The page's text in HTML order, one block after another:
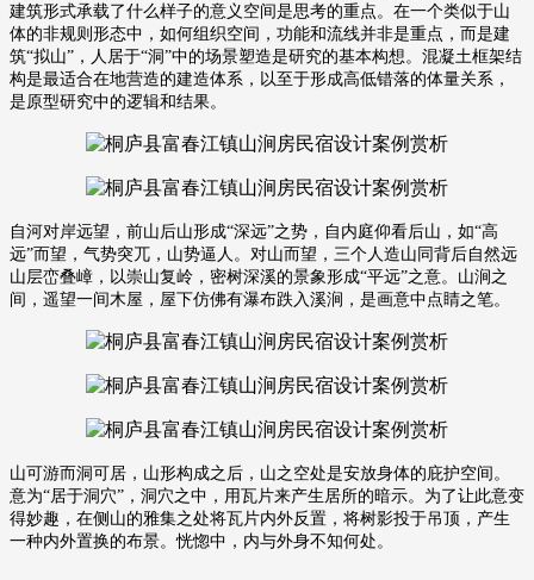
建筑形式承载了什么样子的意义空间是思考的重点。 在一个类似于山
体的非规则形态中，如何组织空间，功能和流线并非是重点，而是建
筑“拟山”，人居于“洞”中的场景塑造是研究的基本构想。混凝土框架结
构是最适合在地营造的建造体系，以至于形成高低错落的体量关系，
是原型研究中的逻辑和结果。
自河对岸远望，前山后山形成“深远”之势，自内庭仰看后山，如“高
远”而望，气势突兀，山势逼人。对山而望，三个人造山同背后自然远
山层峦叠嶂，以崇山复岭，密树深溪的景象形成“平远”之意。山涧之
间，遥望一间木屋，屋下仿佛有瀑布跌入溪涧，是画意中点睛之笔。
山可游而洞可居，山形构成之后，山之空处是安放身体的庇护空间。
意为“居于洞穴”，洞穴之中，用瓦片来产生居所的暗示。为了让此意变
得妙趣，在侧山的雅集之处将瓦片内外反置，将树影投于吊顶，产生
一种内外置换的布景。恍惚中，内与外身不知何处。